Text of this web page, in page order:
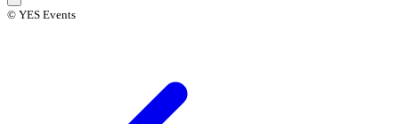
© YES Events